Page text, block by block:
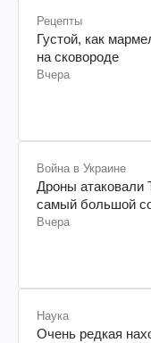
Рецепты
Густой, как
на сковороде
Вчера
Война в Украине
Дроны атаковали
самый большой
Вчера
Наука
Очень редкая